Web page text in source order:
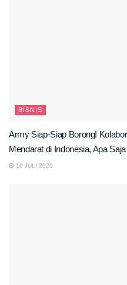
BISNIS
Army Siap-Siap Borong!
Mendarat di Indonesia, Apa
10 JULI 2026